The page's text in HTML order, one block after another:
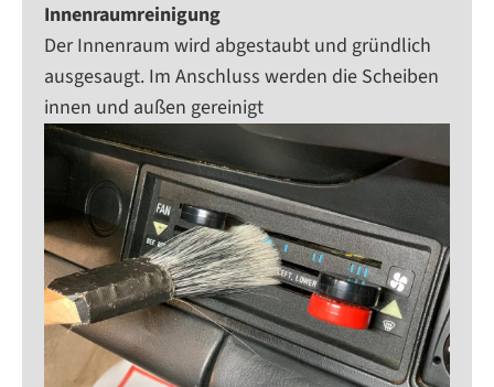
Innenraumreinigung
Der Innenraum wird abgestaubt und gründlich
ausgesaugt. Im Anschluss werden die Scheiben
innen und außen gereinigt